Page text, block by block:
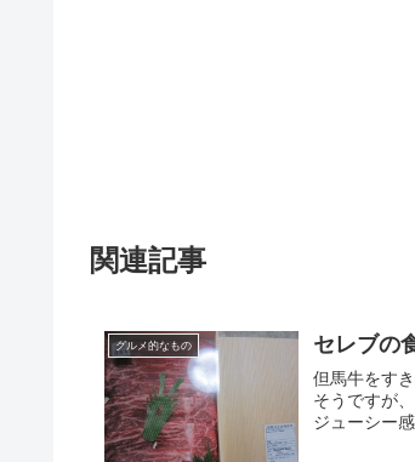
関連記事
グルメ的なもの セレブの
但馬牛をす
そうですが
ジューシー